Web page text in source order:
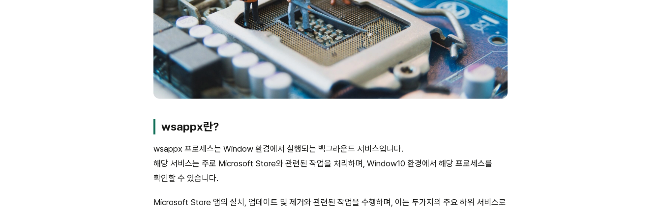
wsappx란?
wsappx 프로세스는 Window 환경에서 실행되는 백그라운드 서비스입니다.
해당 서비스는 주로 Microsoft Store와 관련된 작업을 처리하며, Window10 환경에서 해당 프로세스를
확인할 수 있습니다.
Microsoft Store 앱의 설치, 업데이트 및 제거와 관련된 작업을 수행하며, 이는 두가지의 주요 하위 서비스로